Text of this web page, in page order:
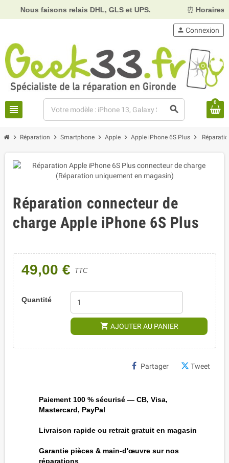
faisons relais DHL, GLS et UPS. Horaires :Mardi,
view_headline search
person Connexion
0
chevron_right Réparation chevron_right Smartphone chevron_right Apple chevron_right Apple iPhone 6S Plus chevron_right
Réparation connecteur de
charge Apple iPhone 6S Plus
49,00 € TTC
Quantité
shopping_cart AJOUTER AU PANIER
Partager Tweet
Paiement 100 % sécurisé — CB, Visa,
Mastercard, PayPal
Livraison rapide ou retrait gratuit en magasin
Garantie pièces & main-d'œuvre sur nos
réparations